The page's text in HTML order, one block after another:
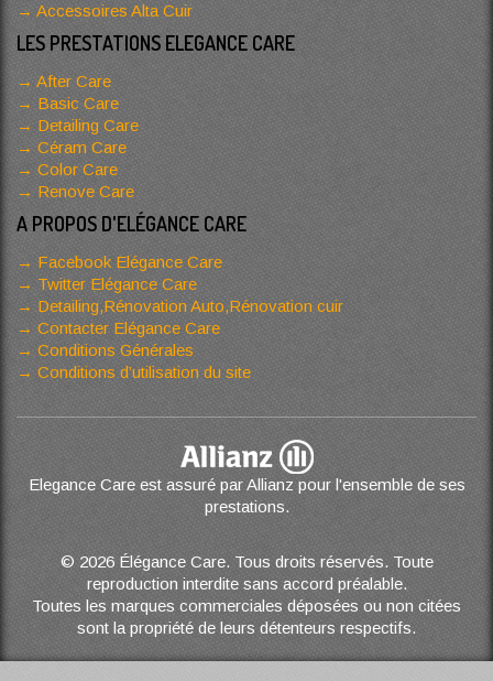
Accessoires Alta Cuir
LES PRESTATIONS ELEGANCE CARE
After Care
Basic Care
Detailing Care
Céram Care
Color Care
Renove Care
A PROPOS D'ELÉGANCE CARE
Facebook Elégance Care
Twitter Elégance Care
Detailing,Rénovation Auto,Rénovation cuir
Contacter Elégance Care
Conditions Générales
Conditions d’utilisation du site
Elegance Care est assuré par Allianz pour l'ensemble de ses
prestations.
© 2026 Élégance Care. Tous droits réservés. Toute
reproduction interdite sans accord préalable.
Toutes les marques commerciales déposées ou non citées
sont la propriété de leurs détenteurs respectifs.